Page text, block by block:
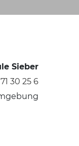
Sieber
30 25 6